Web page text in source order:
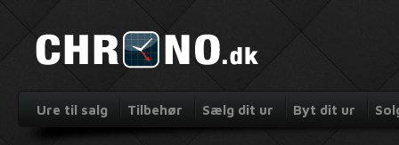
Ure til salg Tilbehør Sælg dit ur Byt dit ur